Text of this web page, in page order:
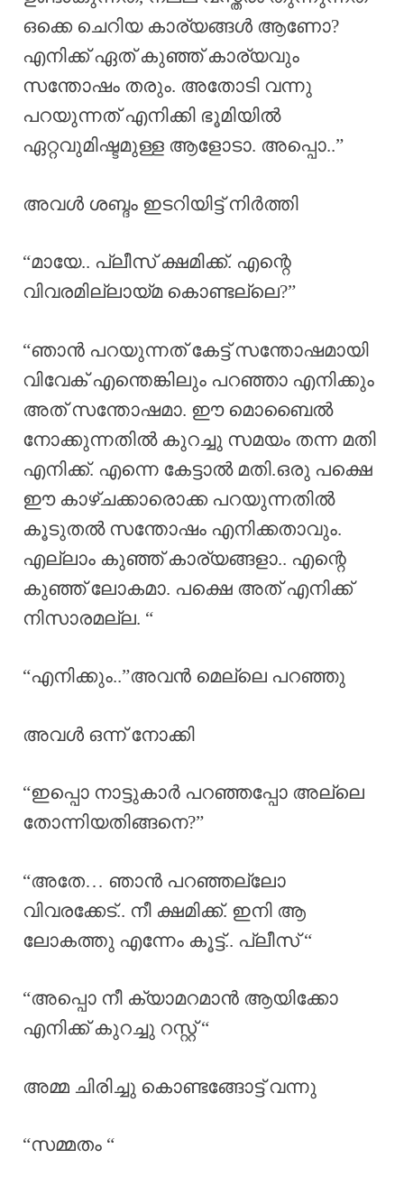
ഒക്കെ ചെറിയ കാര്യങ്ങൾ ആണോ?
എനിക്ക് ഏത് കുഞ്ഞ് കാര്യവും
സന്തോഷം തരും. അതോടി വന്നു
പറയുന്നത് എനിക്കി ഭൂമിയിൽ
ഏറ്റവുമിഷ്ടമുള്ള ആളോടാ. അപ്പൊ..”
അവൾ ശബ്ദം ഇടറിയിട്ട് നിർത്തി
“മായേ.. പ്ലീസ് ക്ഷമിക്ക്. എന്റെ
വിവരമില്ലായ്മ കൊണ്ടല്ലെ?”
“ഞാൻ പറയുന്നത് കേട്ട് സന്തോഷമായി
വിവേക് എന്തെങ്കിലും പറഞ്ഞാ എനിക്കും
അത് സന്തോഷമാ. ഈ മൊബൈൽ
നോക്കുന്നതിൽ കുറച്ചു സമയം തന്ന മതി
എനിക്ക്. എന്നെ കേട്ടാൽ മതി.ഒരു പക്ഷെ
ഈ കാഴ്ചക്കാരൊക്ക പറയുന്നതിൽ
കൂടുതൽ സന്തോഷം എനിക്കതാവും.
എല്ലാം കുഞ്ഞ് കാര്യങ്ങളാ.. എന്റെ
കുഞ്ഞ് ലോകമാ. പക്ഷെ അത് എനിക്ക്
നിസാരമല്ല. “
“എനിക്കും..”അവൻ മെല്ലെ പറഞ്ഞു
അവൾ ഒന്ന് നോക്കി
“ഇപ്പൊ നാട്ടുകാർ പറഞ്ഞപ്പോ അല്ലെ
തോന്നിയതിങ്ങനെ?”
“അതേ… ഞാൻ പറഞ്ഞല്ലോ
വിവരക്കേട്.. നീ ക്ഷമിക്ക്. ഇനി ആ
ലോകത്തു എന്നേം കൂട്ട്.. പ്ലീസ് “
“അപ്പൊ നീ ക്യാമറമാൻ ആയിക്കോ
എനിക്ക് കുറച്ചു റസ്റ്റ്‌ “
അമ്മ ചിരിച്ചു കൊണ്ടങ്ങോട്ട് വന്നു
“സമ്മതം “